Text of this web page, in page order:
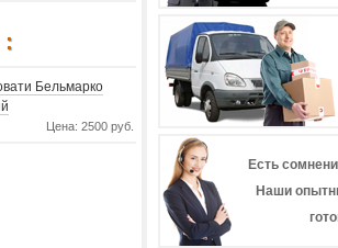
:
Бельмарко
Цена: 2500 руб.
Есть
Наши